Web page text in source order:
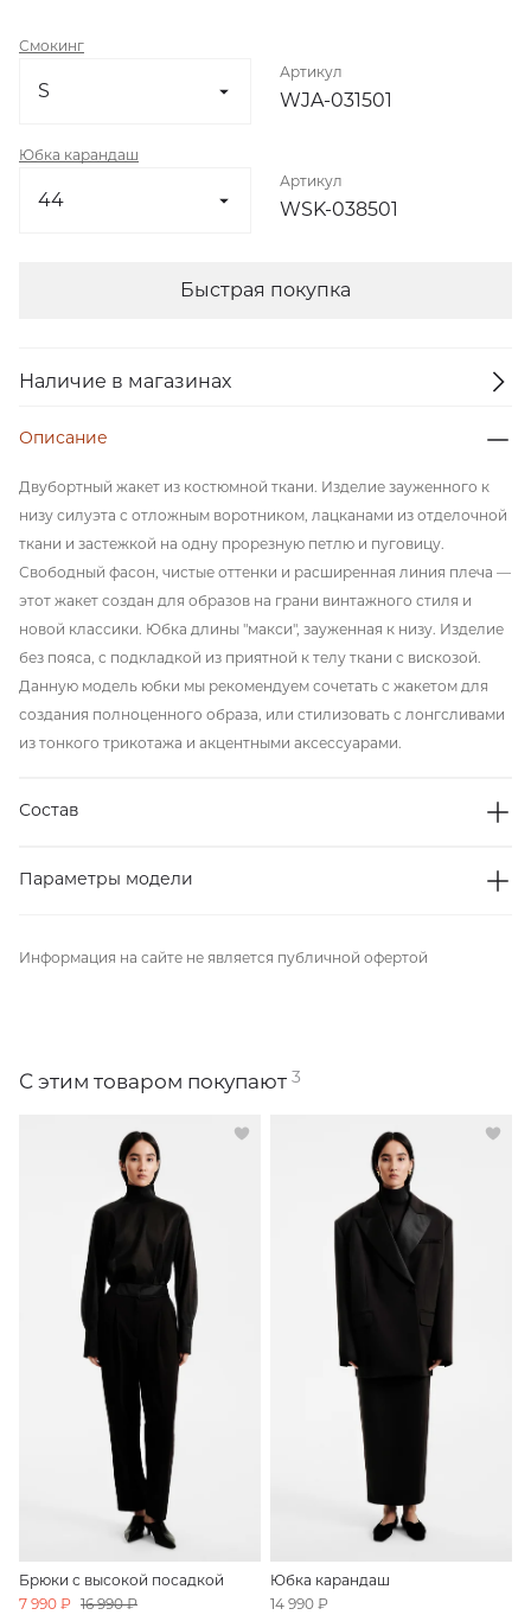
Смокинг
Артикул
WJA-031501
Юбка карандаш
Артикул
WSK-038501
Быстрая покупка
Наличие в магазинах
Описание
Двубортный жакет из костюмной ткани. Изделие зауженного к
низу силуэта с отложным воротником, лацканами из отделочной
ткани и застежкой на одну прорезную петлю и пуговицу.
Свободный фасон, чистые оттенки и расширенная линия плеча —
этот жакет создан для образов на грани винтажного стиля и
новой классики. Юбка длины "макси", зауженная к низу. Изделие
без пояса, с подкладкой из приятной к телу ткани с вискозой.
Данную модель юбки мы рекомендуем сочетать с жакетом для
создания полноценного образа, или стилизовать с лонгсливами
из тонкого трикотажа и акцентными аксессуарами.
Состав
Параметры модели
Информация на сайте не является публичной офертой
С этим товаром покупают 3
Брюки с высокой посадкой
7 990 ₽ 16 990 ₽
Юбка карандаш
14 990 ₽